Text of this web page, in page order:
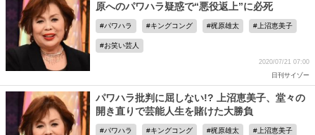
原へのパワハラ疑惑で“悪役返上”に必死
パワハラ キングコング 梶原雄太 上沼恵美子
お笑い芸人
2020/07/21 07:00
日刊サイゾー
パワハラ批判に屈しない!? 上沼恵美子、堂々の
開き直りで芸能人生を賭けた大勝負
パワハラ キングコング 梶原雄太 上沼恵美子